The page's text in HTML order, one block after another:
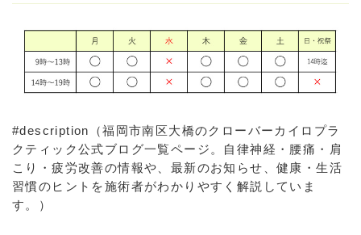
#description（福岡市南区大橋のクローバーカイロプラ
クティック公式ブログ一覧ページ。自律神経・腰痛・肩
こり・疲労改善の情報や、最新のお知らせ、健康・生活
習慣のヒントを施術者がわかりやすく解説していま
す。）